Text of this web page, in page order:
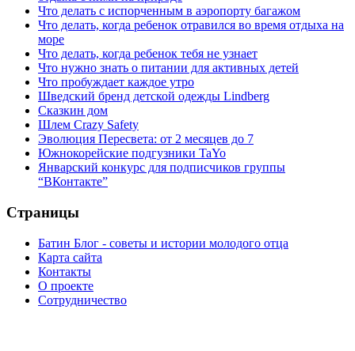
Что делать с испорченным в аэропорту багажом
Что делать, когда ребенок отравился во время отдыха на
море
Что делать, когда ребенок тебя не узнает
Что нужно знать о питании для активных детей
Что пробуждает каждое утро
Шведский бренд детской одежды Lindberg
Сказкин дом
Шлем Crazy Safety
Эволюция Пересвета: от 2 месяцев до 7
Южнокорейские подгузники TaYo
Январский конкурс для подписчиков группы
“ВКонтакте”
Страницы
Батин Блог - советы и истории молодого отца
Карта сайта
Контакты
О проекте
Сотрудничество